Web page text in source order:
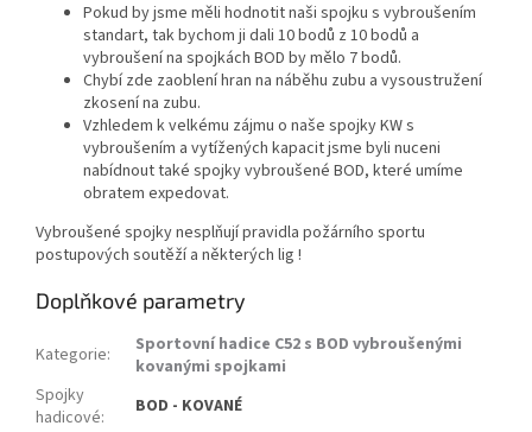
Pokud by jsme měli hodnotit naši spojku s vybroušením
standart, tak bychom ji dali 10 bodů z 10 bodů a
vybroušení na spojkách BOD by mělo 7 bodů.
Chybí zde zaoblení hran na náběhu zubu a vysoustružení
zkosení na zubu.
Vzhledem k velkému zájmu o naše spojky KW s
vybroušením a vytížených kapacit jsme byli nuceni
nabídnout také spojky vybroušené BOD, které umíme
obratem expedovat.
Vybroušené spojky nesplňují pravidla požárního sportu
postupových soutěží a některých lig !
Doplňkové parametry
Kategorie:
Sportovní hadice C52 s BOD vybroušenými
kovanými spojkami
Spojky
hadicové:
BOD - KOVANÉ